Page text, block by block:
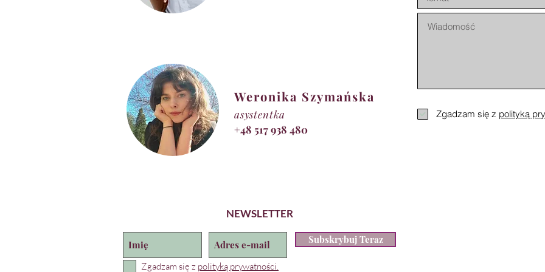
Zgadzam się z polityką
NEWSLETTER
Subskrybuj Teraz
Zgadzam się z polityką prywatności.
Weronika Szymańska
asystentka
+48 517 938 480